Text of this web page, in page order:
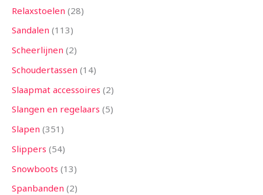
Relaxstoelen 28
Sandalen 113
Scheerlijnen 2
Schoudertassen 14
Slaapmat accessoires 2
Slangen en regelaars 5
Slapen 351
Slippers 54
Snowboots 13
Spanbanden 2